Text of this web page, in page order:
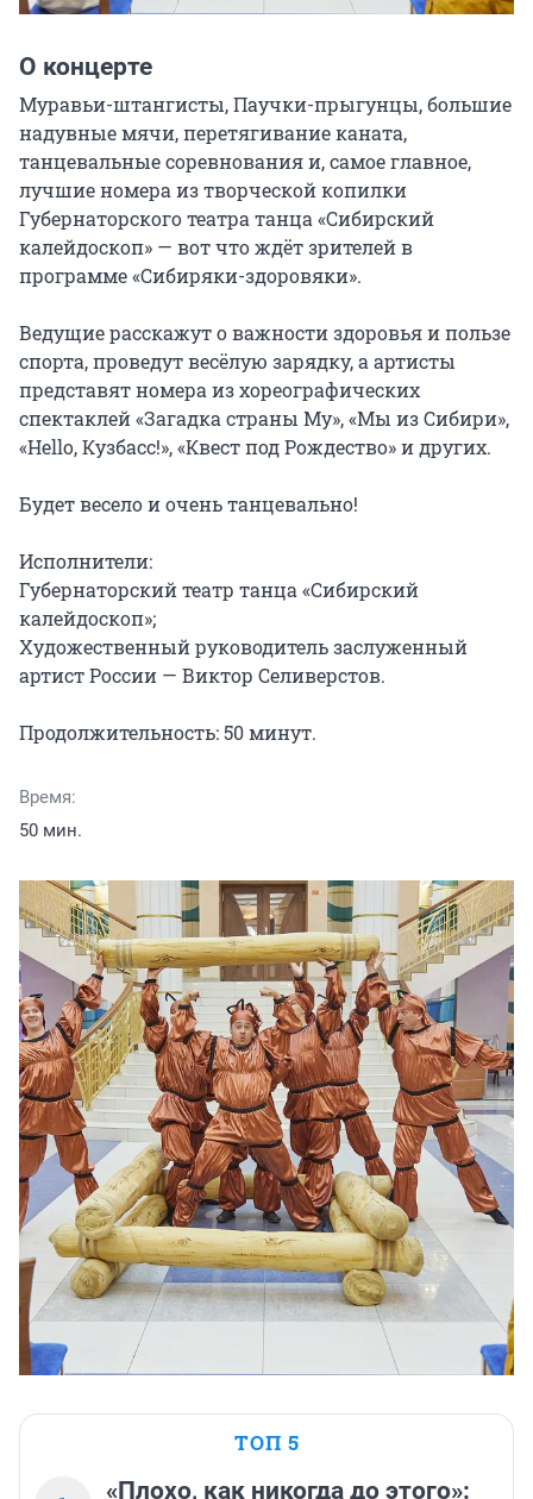
О концерте
Муравьи-штангисты, Паучки-прыгунцы, большие
надувные мячи, перетягивание каната,
танцевальные соревнования и, самое главное,
лучшие номера из творческой копилки
Губернаторского театра танца «Сибирский
калейдоскоп» — вот что ждёт зрителей в
программе «Сибиряки-здоровяки».
Ведущие расскажут о важности здоровья и пользе
спорта, проведут весёлую зарядку, а артисты
представят номера из хореографических
спектаклей «Загадка страны Му», «Мы из Сибири»,
«Hello, Кузбасс!», «Квест под Рождество» и других.
Будет весело и очень танцевально!
Исполнители:
Губернаторский театр танца «Сибирский
калейдоскоп»;
Художественный руководитель заслуженный
артист России — Виктор Селиверстов.
Продолжительность: 50 минут.
Время:
50 мин.
ТОП 5
«Плохо, как никогда до этого»: